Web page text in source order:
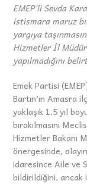
EMEP’li Sevda
istismara maruz
yargıya
Hizmetler İl
yapılmadığını
Emek Partisi
Bartın’ın Amasra
yaklaşık 1,5 yıl
bırakılmasını
Hizmetler Bakanı
önergesinde,
idaresince Aile ve
bildirildiğini, ancak